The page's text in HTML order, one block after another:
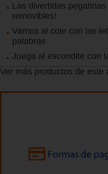
Las divertidas
removibles!
Vamos al cole con las
palabras
Juega al escondite con
Ver más productos de este